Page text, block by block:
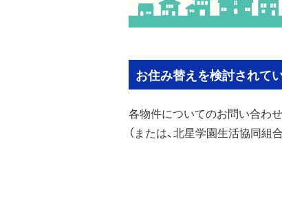
お住み替えを検討されて
各物件についてのお問い合わ
（または、北星学園生活協同